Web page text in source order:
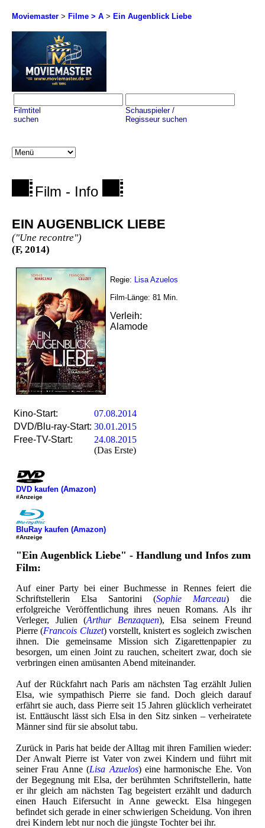
Moviemaster > Filme > A > Ein Augenblick Liebe
Filmtitel
suchen
Schauspieler /
Regisseur suchen
Film - Info
EIN AUGENBLICK LIEBE
("Une recontre")
(F, 2014)
Regie: Lisa Azuelos
Film-Länge: 81 Min.
Verleih:
Alamode
Kino-Start:
07.08.2014
DVD/Blu-ray-Start: 30.01.2015
Free-TV-Start:
24.08.2015
(Das Erste)
DVD kaufen (Amazon)
#Anzeige
BluRay kaufen (Amazon)
#Anzeige
"Ein Augenblick Liebe" - Handlung und Infos zum
Film:
Auf einer Party bei einer Buchmesse in Rennes feiert die
Schriftstellerin Elsa Santorini (Sophie Marceau) die
erfolgreiche Veröffentlichung ihres neuen Romans. Als ihr
Verleger, Julien (Arthur Benzaquen), Elsa seinem Freund
Pierre (Francois Cluzet) vorstellt, knistert es sogleich zwischen
ihnen. Die gemeinsame Mission sich Zigarettenpapier zu
besorgen, um einen Joint zu rauchen, scheitert zwar, doch sie
verbringen einen amüsanten Abend miteinander.
Auf der Rückfahrt nach Paris am nächsten Tag erzählt Julien
Elsa, wie sympathisch Pierre sie fand. Doch gleich darauf
erfährt sie auch, dass Pierre seit 15 Jahren glücklich verheiratet
ist. Enttäuscht lässt sich Elsa in den Sitz sinken – verheiratete
Männer sind für sie absolut tabu.
Zurück in Paris hat beide der Alltag mit ihren Familien wieder:
Der Anwalt Pierre ist Vater von zwei Kindern und führt mit
seiner Frau Anne (Lisa Azuelos) eine harmonische Ehe. Von
der Begegnung mit Elsa, der berühmten Schriftstellerin, hatte
er ihr gleich am nächsten Tag begeistert erzählt und dadurch
einen Hauch Eifersucht in Anne geweckt. Elsa hingegen
befindet sich gerade in einer schwierigen Scheidung. Von ihren
drei Kindern lebt nur noch die jüngste Tochter bei ihr.